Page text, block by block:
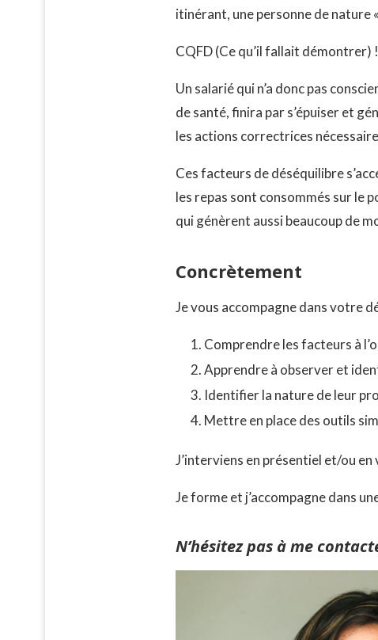
itinérant, une personne de nature
CQFD (Ce qu’il fallait démontrer) !
Un salarié qui n’a donc pas
de santé, finira par s’épuiser et
les actions correctrices
Ces facteurs de déséquilibre
les repas sont consommés sur le
qui génèrent aussi beaucoup de
Concrètement
Je vous accompagne dans votre
Comprendre les facteurs à
Apprendre à observer et
Identifier la nature de leur
Mettre en place des outils
J’interviens en présentiel et/ou
Je forme et j’accompagne dans
N’hésitez pas à me